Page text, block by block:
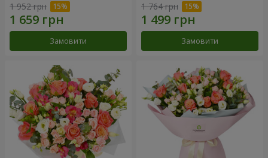
1 952 грн
Замовити
1 764 грн
Замовити